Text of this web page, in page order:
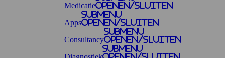
Medicatieopenen/sluiten
Apps
Submenu
openen/sluiten
Consultancy
Submenu
openen/sluiten
Diagnostiek
Submenu
openen/sluiten